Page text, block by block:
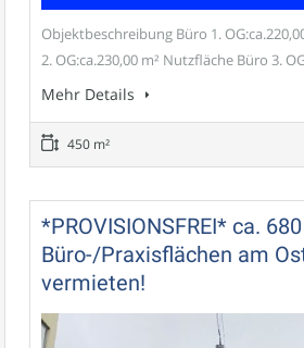
Objektbeschreibung Büro 1.
2. OG:ca.230,00 m² Nutzfläche Büro 3.
Mehr Details
450 m²
*PROVISIONSFREI* ca. 680
Büro-/Praxisflächen am
vermieten!